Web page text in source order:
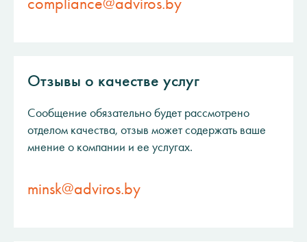
Отзывы о качестве услуг
Сообщение обязательно будет рассмотрено
отделом качества, отзыв может содержать ваше
мнение о компании и ее услугах.
minsk@adviros.by